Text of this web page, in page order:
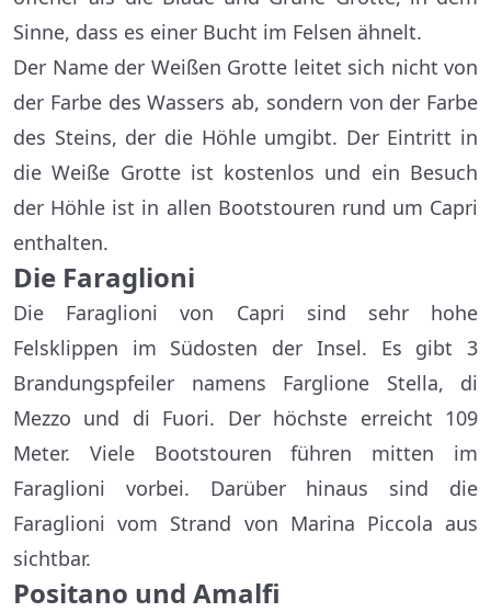
Sinne, dass es einer Bucht im Felsen ähnelt.
Der Name der Weißen Grotte leitet sich nicht von
der Farbe des Wassers ab, sondern von der Farbe
des Steins, der die Höhle umgibt. Der Eintritt in
die Weiße Grotte ist kostenlos und ein Besuch
der Höhle ist in allen Bootstouren rund um Capri
enthalten.
Die Faraglioni
Die Faraglioni von Capri sind sehr hohe
Felsklippen im Südosten der Insel. Es gibt 3
Brandungspfeiler namens Farglione Stella, di
Mezzo und di Fuori. Der höchste erreicht 109
Meter. Viele Bootstouren führen mitten im
Faraglioni vorbei. Darüber hinaus sind die
Faraglioni vom Strand von Marina Piccola aus
sichtbar.
Positano und Amalfi